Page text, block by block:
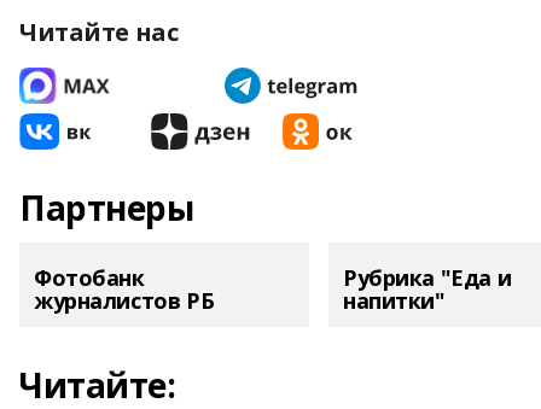
Читайте нас
Партнеры
Фотобанк
журналистов РБ
Рубрика "Еда и
напитки"
Читайте: